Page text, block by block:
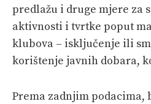
predlažu i druge mjere za
aktivnosti i tvrtke poput
klubova – isključenje ili
korištenje javnih dobara,
Prema zadnjim podacima,